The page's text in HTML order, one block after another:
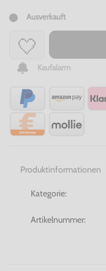
Ausverkauft
Kaufalarm
Produktinformationen
Kategorie:
Artikelnummer: